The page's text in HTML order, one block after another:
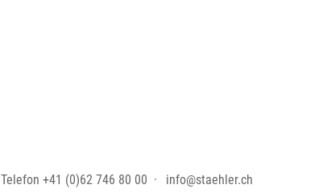
Telefon +41 (0)62 746 80 00 info@staehler.ch